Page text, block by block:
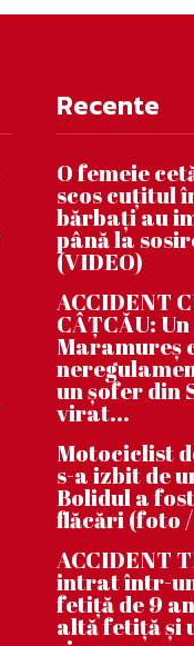
Recente
O femeie
scos cuțitul
bărbați au
până la
(VIDEO)
ACCIDENT
CÂȚCĂU:
Maramureș
un șofer din
virat...
Motociclist
s-a izbit de
Bolidul a
flăcări (foto
ACCIDENT
intrat într-un
fetiță de 9
altă fetiță și